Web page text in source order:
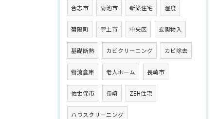
合志市 菊池市 新築住宅 湿度
菊陽町 宇土市 中央区 玄関物入
基礎断熱 カビクリーニング カビ除去
物流倉庫 老人ホーム 長崎市
佐世保市 長崎 ZEH住宅
ハウスクリーニング